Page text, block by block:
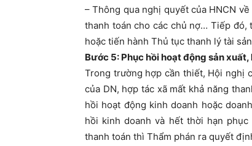
– Thông qua nghị quyết của HNCN
thanh toán cho các chủ nợ… Tiếp đó,
hoặc tiến hành Thủ tục thanh lý tài
Bước 5: Phục hồi hoạt động sản
Trong trường hợp cần thiết, Hội nghị
của DN, hợp tác xã mất khả năng
hồi hoạt động kinh doanh hoặc
hồi kinh doanh và hết thời hạn
thanh toán thì Thẩm phán ra quyết